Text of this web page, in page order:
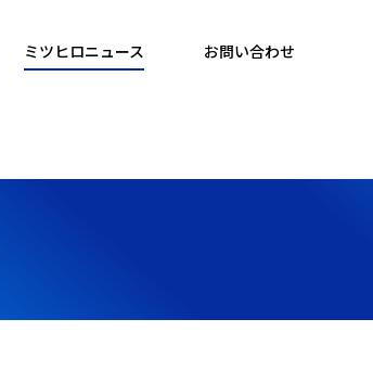
ミツヒロニュース お問い合わせ